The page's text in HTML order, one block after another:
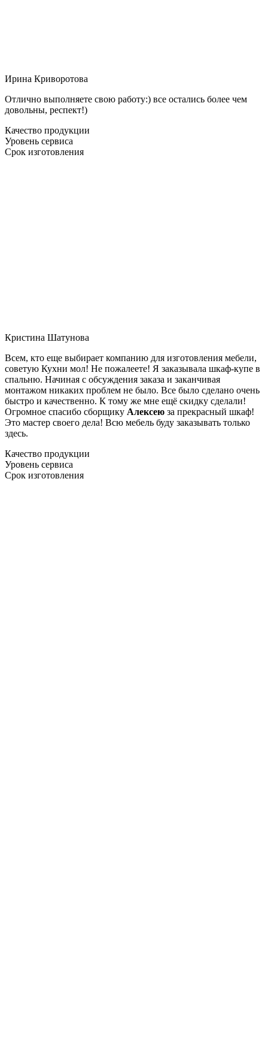
Ирина Криворотова
Отлично выполняете свою работу:) все остались более чем
довольны, респект!)
Качество продукции
Уровень сервиса
Срок изготовления
Кристина Шатунова
Всем, кто еще выбирает компанию для изготовления мебели,
советую Кухни мол! Не пожалеете! Я заказывала шкаф-купе в
спальню. Начиная с обсуждения заказа и заканчивая
монтажом никаких проблем не было. Все было сделано очень
быстро и качественно. К тому же мне ещё скидку сделали!
Огромное спасибо сборщику Алексею за прекрасный шкаф!
Это мастер своего дела! Всю мебель буду заказывать только
здесь.
Качество продукции
Уровень сервиса
Срок изготовления